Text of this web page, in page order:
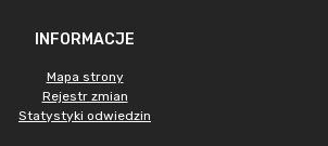
INFORMACJE
Mapa strony
Rejestr zmian
Statystyki odwiedzin